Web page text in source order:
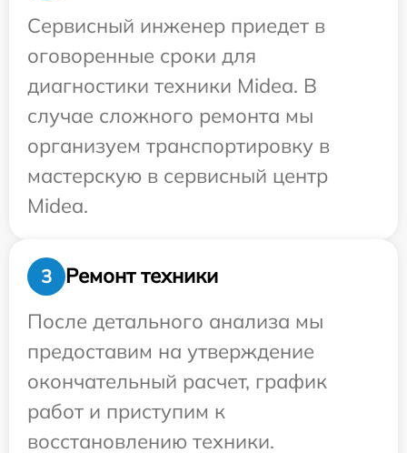
Сервисный инженер приедет в
оговоренные сроки для
диагностики техники Midea. В
случае сложного ремонта мы
организуем транспортировку в
мастерскую в сервисный центр
Midea.
3
Ремонт техники
После детального анализа мы
предоставим на утверждение
окончательный расчет, график
работ и приступим к
восстановлению техники.